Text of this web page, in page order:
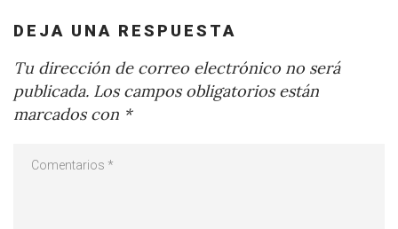
DEJA UNA RESPUESTA
Tu dirección de correo electrónico no será
publicada. Los campos obligatorios están
marcados con *